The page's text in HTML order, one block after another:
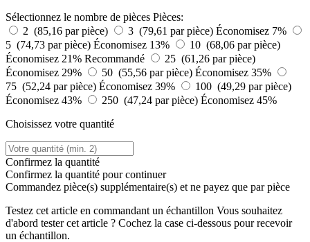
Sélectionnez le nombre de pièces Pièces:
2 (85,16 par pièce)
3 (79,61 par pièce) Économisez 7%
5 (74,73 par pièce) Économisez 13%
10 (68,06 par pièce)
Économisez 21% Recommandé
25 (61,26 par pièce)
Économisez 29%
50 (55,56 par pièce) Économisez 35%
75 (52,24 par pièce) Économisez 39%
100 (49,29 par pièce)
Économisez 43%
250 (47,24 par pièce) Économisez 45%
Choisissez votre quantité
Confirmez la quantité
Confirmez la quantité pour continuer
Commandez pièce(s) supplémentaire(s) et ne payez que par pièce
Testez cet article en commandant un échantillon Vous souhaitez
d'abord tester cet article ? Cochez la case ci-dessous pour recevoir
un échantillon.